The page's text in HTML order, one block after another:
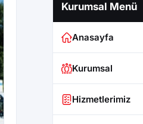
Kurumsal Menü
Anasayfa
Kurumsal
Hizmetlerimiz